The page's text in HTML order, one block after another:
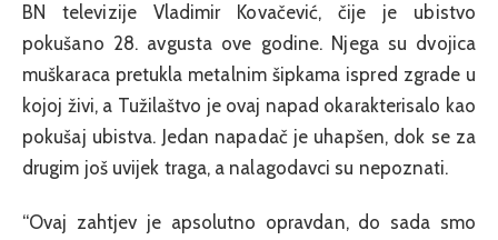
BN televizije Vladimir Kovačević, čije je ubistvo
pokušano 28. avgusta ove godine. Njega su dvojica
muškaraca pretukla metalnim šipkama ispred zgrade u
kojoj živi, a Tužilaštvo je ovaj napad okarakterisalo kao
pokušaj ubistva. Jedan napadač je uhapšen, dok se za
drugim još uvijek traga, a nalagodavci su nepoznati.
“Ovaj zahtjev je apsolutno opravdan, do sada smo